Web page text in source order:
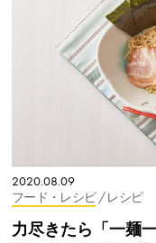
2020.08.09
フード・レシピ / レシピ
力尽きたら「一麺